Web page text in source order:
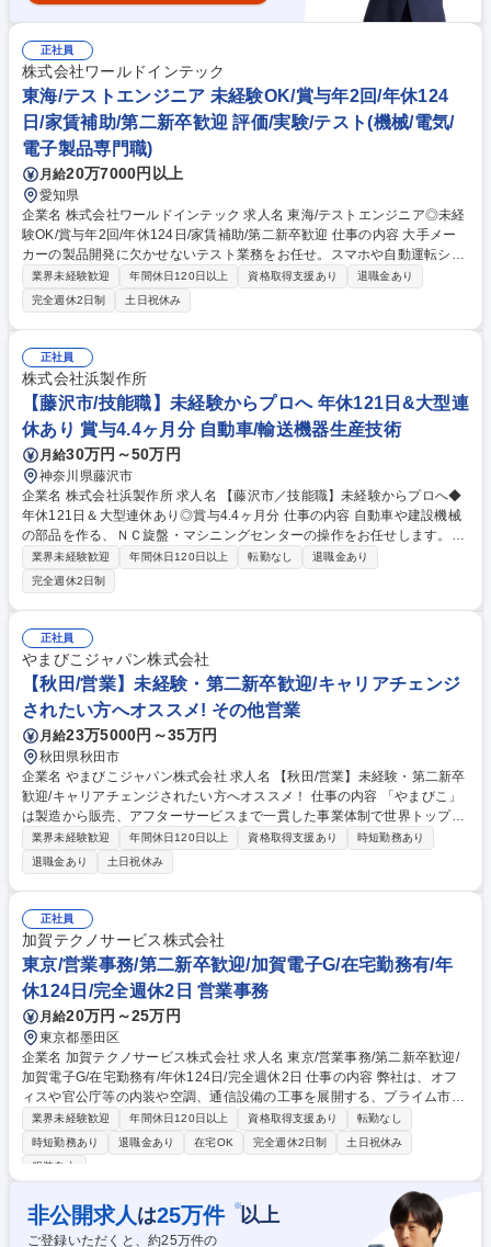
正社員
株式会社ワールドインテック
東海/テストエンジニア 未経験OK/賞与年2回/年休124
日/家賃補助/第二新卒歓迎 評価/実験/テスト(機械/電気/
電子製品専門職)
月給20万7000円以上
愛知県
企業名 株式会社ワールドインテック 求人名 東海/テストエンジニア◎未経
験OK/賞与年2回/年休124日/家賃補助/第二新卒歓迎 仕事の内容 大手メー
カーの製品開発に欠かせないテスト業務をお任せ。スマホや自動運転シス
テム、AI家電など、新しいモノに触れながら、エンジニアとしてスキル・
キャリアUPが目指せるのが魅力です！ 【お仕事の例】スマホ落下テスト/
自動車のエアバック（衝突テスト）/ 冷蔵庫の消費電力テスト/パソコンの
耐久性（加圧テスト）など。 まずは製造現場を体験して知ることからスタ
ート。その上で、「実験用マシンを動かす補助」「実験結果の入力」とい
った始めやすい仕事からスタート。同じチームの先輩から直接学び、「デ
ータの分析」「実験の計画」といったレベルの高い仕事にも挑戦できま
す。 募集職種 東海/テストエンジニア◎未経験OK/賞与年2回/年休124日/
家賃補助/第二新卒歓迎
業界未経験歓迎 年間休日120日以上 資格取得支援あり
退職金あり
完全週休2日制
土日祝休み
正社員
株式会社浜製作所
【藤沢市/技能職】未経験からプロへ 年休121日&大型連
休あり 賞与4.4ヶ月分 自動車/輸送機器生産技術
月給30万円～50万円
神奈川県藤沢市
企業名 株式会社浜製作所 求人名 【藤沢市／技能職】未経験からプロへ◆
年休121日＆大型連休あり◎賞与4.4ヶ月分 仕事の内容 自動車や建設機械
の部品を作る、ＮＣ旋盤・マシニングセンターの操作をお任せします。ま
ずは簡単な機械操作や部品のセット、測定からスタート！マンツーマンで
基礎から丁寧にお教えするので未経験でも安心です。 機械に金属材料をセ
ットし、ボタンを押して加工する作業から始めます。慣れてきたら、設計
図に合わせた機械の設定（段取り）や、出来上がった部品の寸法測定（マ
イクロメーター等の使用）も学びましょう。ただ作業を繰り返すだけでな
く、自分の手で精密な部品を作り出す面白さがあります。ゆくゆくは適性
や経験に応じて、さらに専門的な技術職や管理業務へのキャリアアップも
可能です！ 募集職種 【藤沢市／技能職】未経験からプロへ◆年休121日＆
大型連休あり◎賞与4.4ヶ月分
業界未経験歓迎 年間休日120日以上 転勤なし
退職金あり
完全週休2日制
正社員
やまびこジャパン株式会社
【秋田/営業】未経験・第二新卒歓迎/キャリアチェンジ
されたい方へオススメ! その他営業
月給23万5000円～35万円
秋田県秋田市
企業名 やまびこジャパン株式会社 求人名 【秋田/営業】未経験・第二新卒
歓迎/キャリアチェンジされたい方へオススメ！ 仕事の内容 「やまびこ」
は製造から販売、アフターサービスまで一貫した事業体制で世界トップレ
ベルの農業機械メーカーです。その販売会社の弊社で、農業用機械・小型
屋外作業機械・産業用機械の営業を担当していただきます。 主に果樹園や
水田で使用される防除機や耕運機、除草機等の農林業機械を、全農や代理
店、ホームセンターに、【製品説明・受注・納入・指導・イベント販売】
の営業からアフタフォローまで一貫してお任せします。当社製品は業界内
でもブランド力があり、かつ地域や用途などニーズに合わせたカスタマイ
ズが強みです。普通の営業ではなく、課題解決しながら提案や顧客との関
係構築できるため、やりがいを感じられます。 募集職種 【秋田/営業】未
経験・第二新卒歓迎/キャリアチェンジされたい方へオススメ！
業界未経験歓迎 年間休日120日以上 資格取得支援あり
時短勤務あり
退職金あり
土日祝休み
正社員
加賀テクノサービス株式会社
東京/営業事務/第二新卒歓迎/加賀電子G/在宅勤務有/年
休124日/完全週休2日 営業事務
月給20万円～25万円
東京都墨田区
企業名 加賀テクノサービス株式会社 求人名 東京/営業事務/第二新卒歓迎/
加賀電子G/在宅勤務有/年休124日/完全週休2日 仕事の内容 弊社は、オフ
ィスや官公庁等の内装や空調、通信設備の工事を展開する、プライム市場
のエレクトロニクス総合商社「加賀電子(株)」100%の子会社です。経営
に携わる中核の一員として、営業事務をお任せいたします。 ＜詳細＞営業
のアシスタントとして以下の業務を行っていただく事を想定しておりま
ータ入力・在庫確認・納期調整■書類作成：・見積書・請求書・納品書の
作成■電話・メール対応：・お客様からの問い合わせ対応 ■営業サポート
業務：・営業資料の作成補助・売上データの集計・スケジュール管理■そ
業界未経験歓迎 年間休日120日以上 資格取得支援あり
転勤なし
時短勤務あり
退職金あり 在宅OK 完全週休2日制
土日祝休み
服装自由
非公開求人 は25万件 ※以上
ご登録いただくと、約25万件の